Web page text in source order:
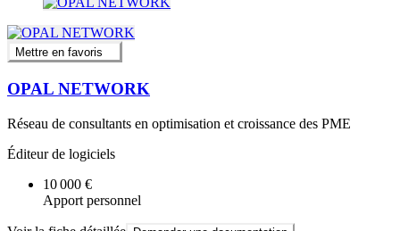
Mettre en favoris
OPAL NETWORK
Réseau de consultants en optimisation et croissance des PME
Éditeur de logiciels
10 000 €
Apport personnel